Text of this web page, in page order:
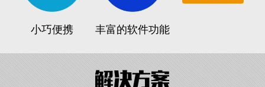
小巧便携 丰富的软件功能